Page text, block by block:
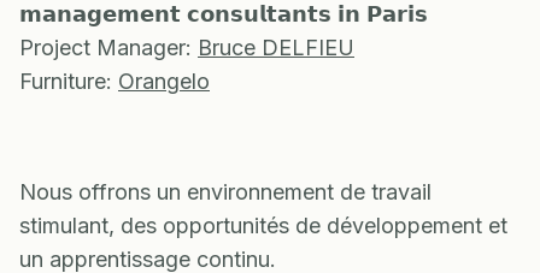
𝗺𝗮𝗻𝗮𝗴𝗲𝗺𝗲𝗻𝘁 𝗰𝗼𝗻𝘀𝘂𝗹𝘁𝗮𝗻𝘁𝘀 𝗶𝗻 𝗣𝗮𝗿𝗶𝘀
Project Manager: Bruce DELFIEU
Furniture: Orangelo
Nous offrons un environnement de travail
stimulant, des opportunités de développement et
un apprentissage continu.